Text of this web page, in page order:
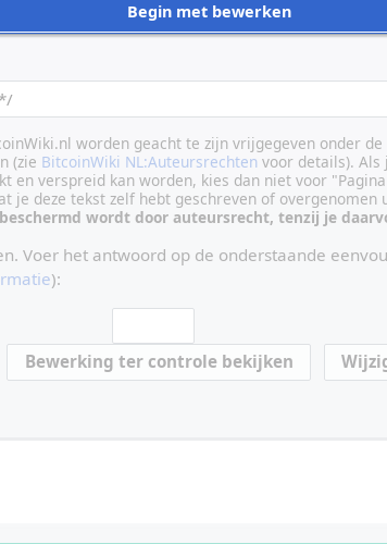
worden geacht te zijn vrijgegeven onder de
(zie BitcoinWiki NL:Auteursrechten voor details).
en verspreid kan worden, kies dan niet voor
je deze tekst zelf hebt geschreven of overgenomen
wordt door auteursrecht, tenzij je
Voer het antwoord op de onderstaande
):
Begin met bewerken